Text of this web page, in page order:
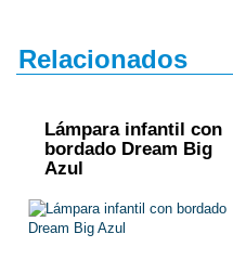
Relacionados
Lámpara infantil con
bordado Dream Big
Azul